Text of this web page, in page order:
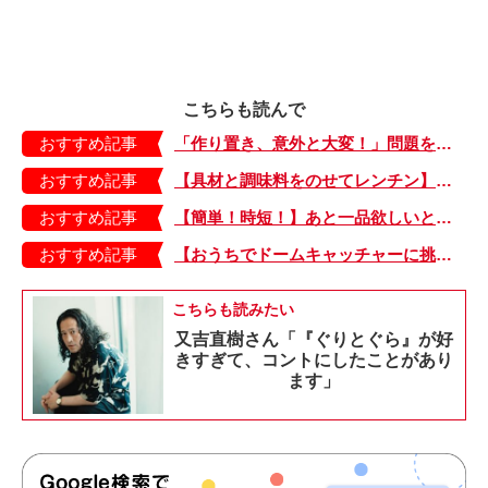
こちらも読んで
おすすめ記事
「作り置き、意外と大変！」問題を解決 すぐデキ！ 晩ごはん 前編
おすすめ記事
【具材と調味料をのせてレンチン】ケチャップ×バターの王道味！「うどんナポリタン」のできあがり♪
おすすめ記事
【簡単！時短！】あと一品欲しいときにおすすめの「卵とレタスの炒めもの」のレシピ
おすすめ記事
【おうちでドームキャッチャーに挑戦だ】アンパンマン わくわくドームキャッチャー
こちらも読みたい
又吉直樹さん「『ぐりとぐら』が好
きすぎて、コントにしたことがあり
ます」